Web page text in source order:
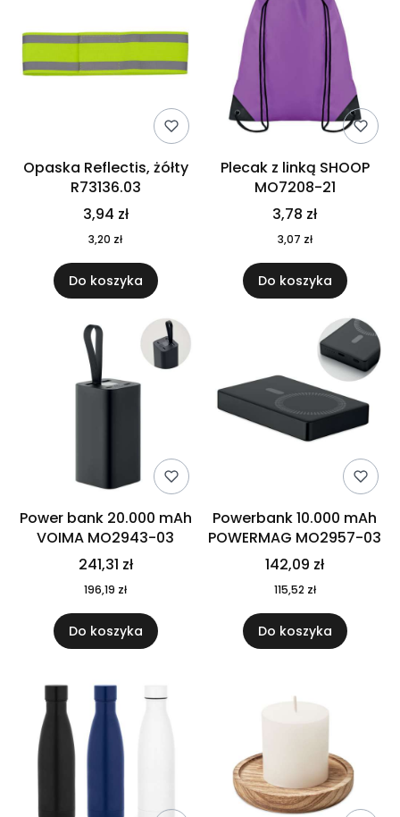
Opaska Reflectis, żółty
R73136.03
3,94 zł
3,20 zł
Do koszyka
Plecak z linką SHOOP
MO7208-21
3,78 zł
3,07 zł
Do koszyka
Power bank 20.000 mAh
VOIMA MO2943-03
241,31 zł
196,19 zł
Do koszyka
Powerbank 10.000 mAh
POWERMAG MO2957-03
142,09 zł
115,52 zł
Do koszyka